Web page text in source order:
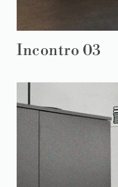
Incontro 03